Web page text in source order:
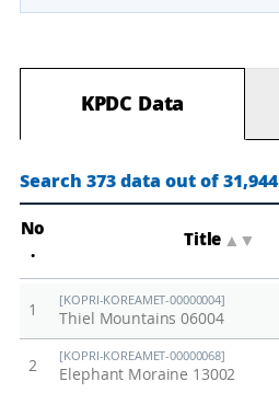
KPDC Data
Search 373 data out of 31,944
No
.
Title ▲
1
[KOPRI-KOREAMET-00000004]
Thiel Mountains 06004
2
[KOPRI-KOREAMET-00000068]
Elephant Moraine 13002